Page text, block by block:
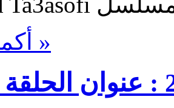
أكمل القراءة »